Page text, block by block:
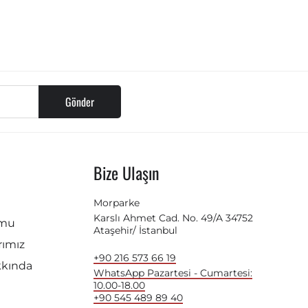
Gönder
Bize Ulaşın
Morparke
Karslı Ahmet Cad. No. 49/A 34752
Ataşehir/ İstanbul
+90 216 573 66 19
WhatsApp Pazartesi - Cumartesi:
10.00-18.00
+90 545 489 89 40